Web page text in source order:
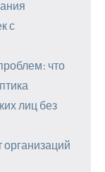
с
что
лиц без
организаций